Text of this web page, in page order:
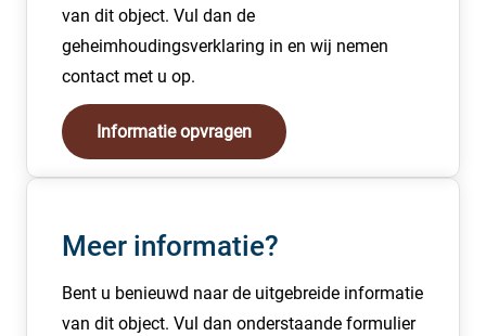
bezoekers.
Kadastrale gegevens
Gemeente Bussum, sectie A, nummers 1234 en 5678.
Vraagprijs: € 697.500,- k.k. Dit pand biedt een
uitstekende investering met een stabiele
Gunning
De verkoper behoudt zich het recht van gunning voor.
van dit object. Vul dan de
geheimhoudingsverklaring in en wij nemen
contact met u op.
Informatie opvragen
Meer informatie?
Bent u benieuwd naar de uitgebreide informatie
van dit object. Vul dan onderstaande formulier